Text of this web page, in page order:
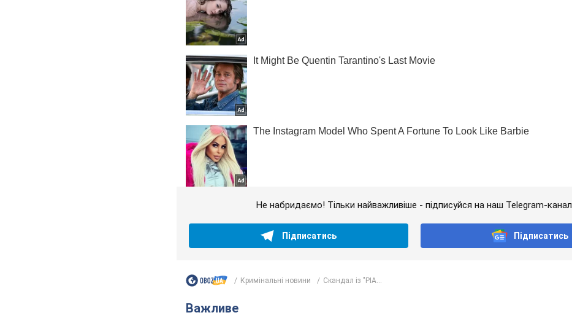
Не набридаємо! Тільки найважливіше - підписуйся на наш Telegram-канал
Підписатись Підписатись
Кримінальні новини Скандал із "РІА...
Важливе